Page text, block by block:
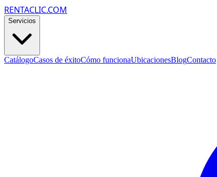
RENTACLIC.COM
Servicios
CatálogoCasos de éxitoCómo funcionaUbicacionesBlogContacto